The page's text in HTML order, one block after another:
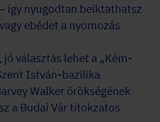
így nyugodtan beiktathatsz
ebédet a nyomozás
választás lehet a „Kém-
István-bazilika
Walker örökségének
a Budai Vár titokzatos